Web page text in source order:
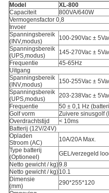
Model
XL-800
Capaciteit
800VA/640W
Vermogensfactor 0,8
Invoer
Spanningsbereik
(INV,modus)
100-290Vac ±
Spanningsbereik
(UPS,modus)
145-270Vac ±
Frequentie
45-65Hz
Uitgang
Spanningsbereik
(INV,modus)
150-255Vac ±
Spanningsbereik
(UPS,modus)
203-238Vac ±
Frequentie
50 ± 0,1 Hz
Golf vorm
Zuivere sinusgolf
Overdrachtstijd
< 10ms
Batterij (12V/24V)
Opladen
Stroom (AC)
10A/20A Max.
Type batterij
(Optioneel)
GEL/verzegeld
Netto gewicht / kg)9.8
Netto gewicht / kg)10.1
Dimensie
(mm)
290*255*120